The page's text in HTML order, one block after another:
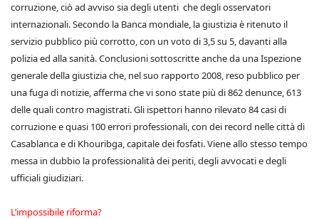
corruzione, ciò ad avviso sia degli utenti che degli osservatori
internazionali. Secondo la Banca mondiale, la giustizia è ritenuto il
servizio pubblico più corrotto, con un voto di 3,5 su 5, davanti alla
polizia ed alla sanità. Conclusioni sottoscritte anche da una Ispezione
generale della giustizia che, nel suo rapporto 2008, reso pubblico per
una fuga di notizie, afferma che vi sono state più di 862 denunce, 613
delle quali contro magistrati. Gli ispettori hanno rilevato 84 casi di
corruzione e quasi 100 errori professionali, con dei record nelle città di
Casablanca e di Khouribga, capitale dei fosfati. Viene allo stesso tempo
messa in dubbio la professionalità dei periti, degli avvocati e degli
ufficiali giudiziari.
L’impossibile riforma?